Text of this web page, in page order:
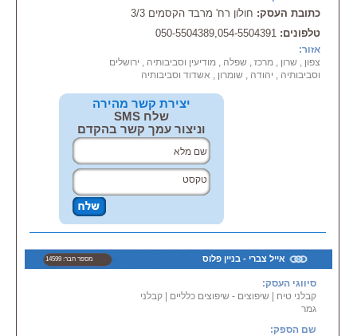
* ביצוע צבע חוץ ופנים
* עבודות גבס ברמה גבוהה, תקרות
אקוסטיות
* מומחה בתקרות אקוסטיות, מינרלי
ופיברגלס
* קירות + קרנזים לטלוויזיות
* שיפוץ חזיתות לבתים פרטיים
* חלוקת דירות, משרדים, חנויות
* עמידה בלוחות זמנים, מחירים
כתובת העסק: חולון רח' מרבד הקסמים 3/3
טלפונים:050-5504389,054-5504391
אזור:
צפון , שרון , מרכז , שפלה , מודיעין וסביבותיה , ירושלים
וסביבותיה , יהודה , שומרון , אשדוד וסביבותיה
יצירת קשר מהירה
שלח SMS
וניצור עמך קשר בהקדם
אייל צברי - בניין פלוס מספר חבר: 14599
סיווגי העסק:
קבלני טיח
שיפוצים - שיפוצים כלליים
קבלני
גמר
שם הספק: